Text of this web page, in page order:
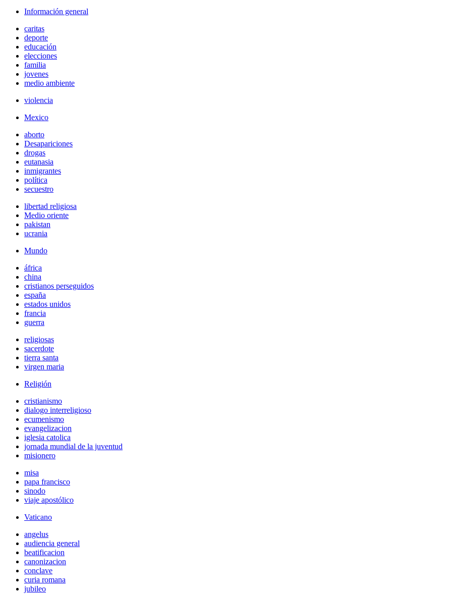
Información general
caritas
deporte
educación
elecciones
familia
jovenes
medio ambiente
violencia
Mexico
aborto
Desapariciones
drogas
eutanasia
inmigrantes
política
secuestro
libertad religiosa
Medio oriente
pakistan
ucrania
Mundo
áfrica
china
cristianos perseguidos
españa
estados unidos
francia
guerra
religiosas
sacerdote
tierra santa
virgen maria
Religión
cristianismo
dialogo interreligioso
ecumenismo
evangelizacion
iglesia catolica
jornada mundial de la juventud
misionero
misa
papa francisco
sinodo
viaje apostólico
Vaticano
angelus
audiencia general
beatificacion
canonizacion
conclave
curia romana
jubileo